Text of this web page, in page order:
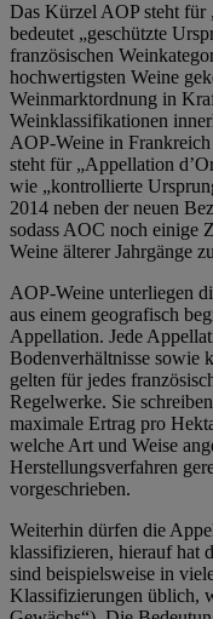
Das Kürzel AOP steht für
bedeutet „geschützte
französischen
hochwertigsten Weine
Weinmarktordnung in
Weinklassifikationen
AOP-Weine in
steht für „Appellation
wie „kontrollierte
2014 neben der neuen
sodass AOC noch einige
Weine älterer Jahrgänge
AOP-Weine unterliegen
aus einem geografisch
Appellation. Jede
Bodenverhältnisse sowie
gelten für jedes
Regelwerke. Sie
maximale Ertrag pro
welche Art und Weise
Herstellungsverfahren
vorgeschrieben.
Weiterhin dürfen die
klassifizieren, hierauf hat
sind beispielsweise in
Klassifizierungen üblich,